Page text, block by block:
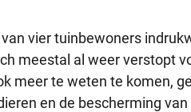
vier tuinbewoners
meestal al weer verstopt
meer te weten te komen,
en de bescherming